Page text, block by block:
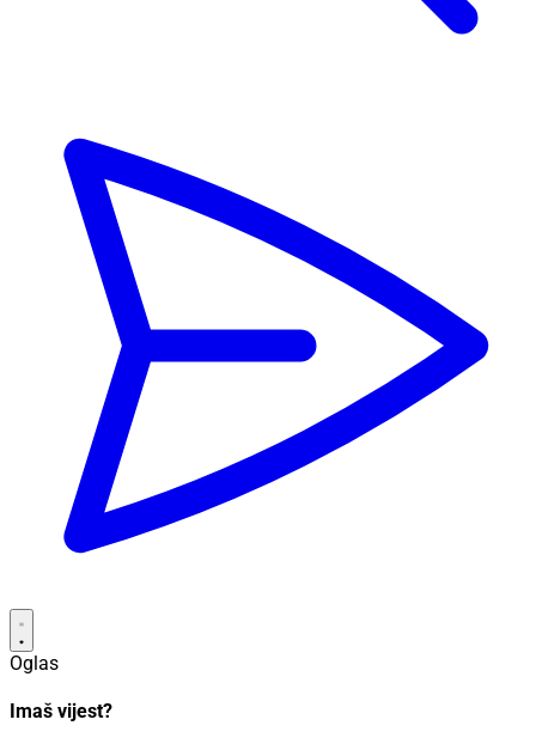
Oglas
Imaš vijest?